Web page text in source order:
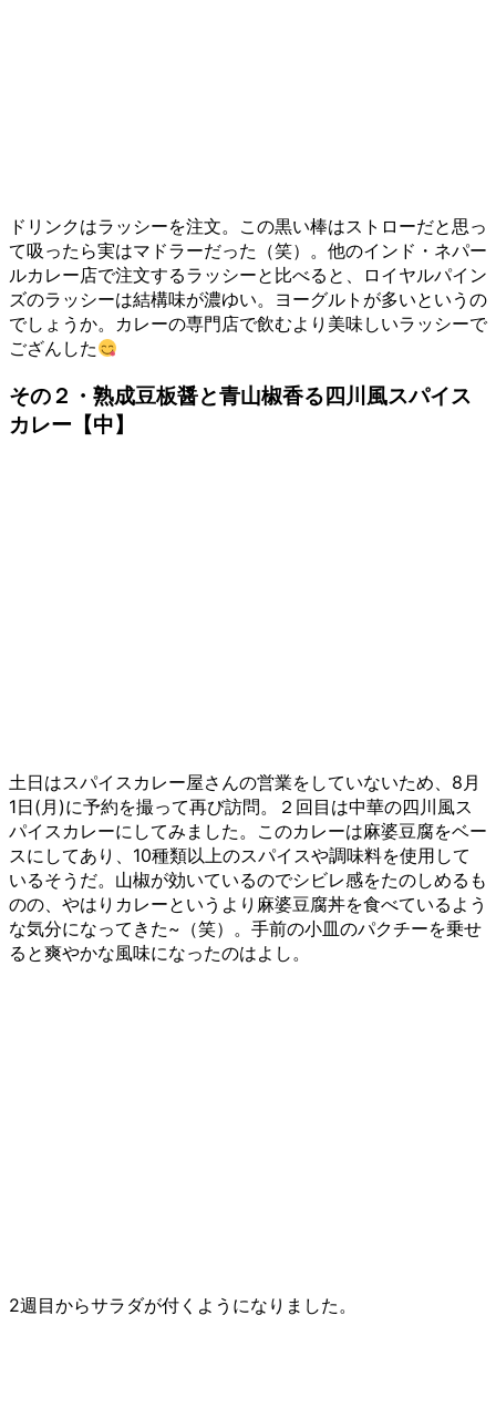
ドリンクはラッシーを注文。この黒い棒はストローだと思っ
て吸ったら実はマドラーだった（笑）。他のインド・ネパー
ルカレー店で注文するラッシーと比べると、ロイヤルパイン
ズのラッシーは結構味が濃ゆい。ヨーグルトが多いというの
でしょうか。カレーの専門店で飲むより美味しいラッシーで
ござんした
その２・熟成豆板醤と青山椒香る四川風スパイス
カレー【中】
土日はスパイスカレー屋さんの営業をしていないため、8月
1日(月)に予約を撮って再び訪問。２回目は中華の四川風ス
パイスカレーにしてみました。このカレーは麻婆豆腐をベー
スにしてあり、10種類以上のスパイスや調味料を使用して
いるそうだ。山椒が効いているのでシビレ感をたのしめるも
のの、やはりカレーというより麻婆豆腐丼を食べているよう
な気分になってきた~（笑）。手前の小皿のパクチーを乗せ
ると爽やかな風味になったのはよし。
2週目からサラダが付くようになりました。